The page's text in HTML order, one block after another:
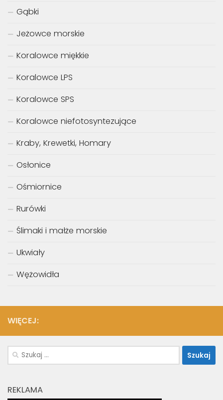
Gąbki
Jeżowce morskie
Koralowce miękkie
Koralowce LPS
Koralowce SPS
Koralowce niefotosyntezujące
Kraby, Krewetki, Homary
Osłonice
Ośmiornice
Rurówki
Ślimaki i małże morskie
Ukwiały
Wężowidła
WIĘCEJ:
Szukaj:
REKLAMA